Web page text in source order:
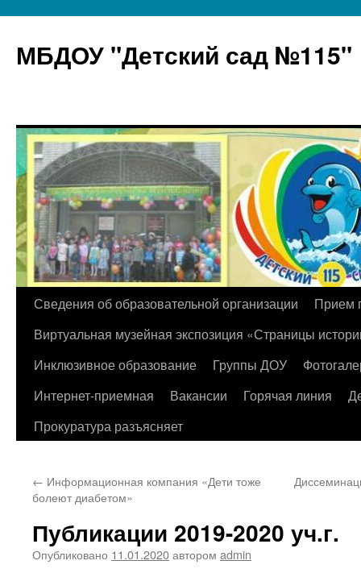
МБДОУ "Детский сад №115"
Перейти
содержимому
Сведения об образовательной организации
Прием
Виртуальная музейная экспозиция «Страницы
Инклюзивное образование
Группы ДОУ
Интернет-приемная
Вакансии Горячая линия
Прокуратура разъясняет
← Информационная компания «Дети тоже
болеют диабетом»
Публикации 2019-2020 уч.г.
Опубликовано 11.01.2020автором admin